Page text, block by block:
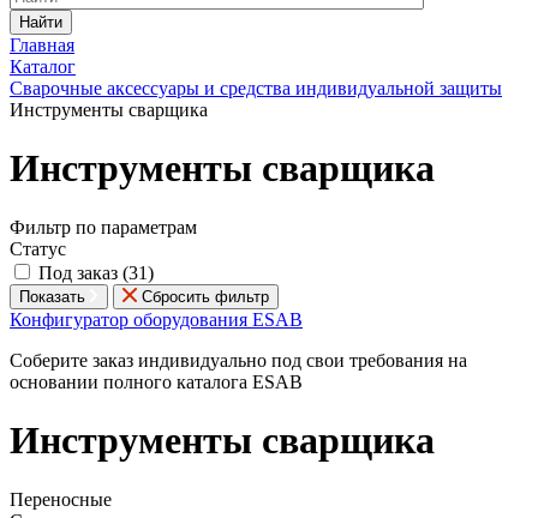
Найти
Главная
Каталог
Сварочные аксессуары и средства индивидуальной защиты
Инструменты сварщика
Инструменты сварщика
Фильтр по параметрам
Статус
Под заказ (31)
Показать Сбросить фильтр
Конфигуратор оборудования ESAB
Соберите заказ индивидуально под свои требования на
основании полного каталога ESAB
Инструменты сварщика
Переносные